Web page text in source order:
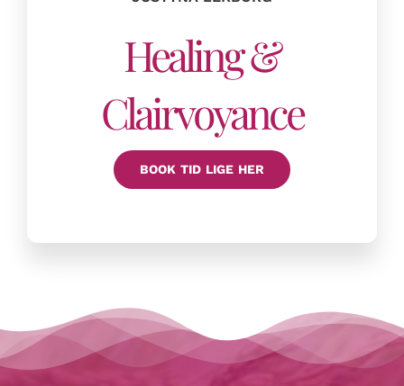
Healing &
Clairvoyance
BOOK TID LIGE HER